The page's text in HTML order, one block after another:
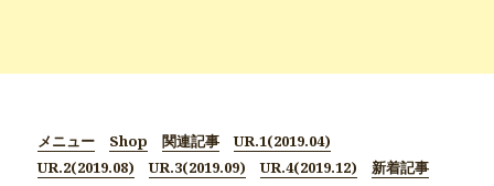
メニュー Shop 関連記事
UR.1(2019.04)
UR.2(2019.08)
UR.3(2019.09) UR.4(2019.12) 新着記事